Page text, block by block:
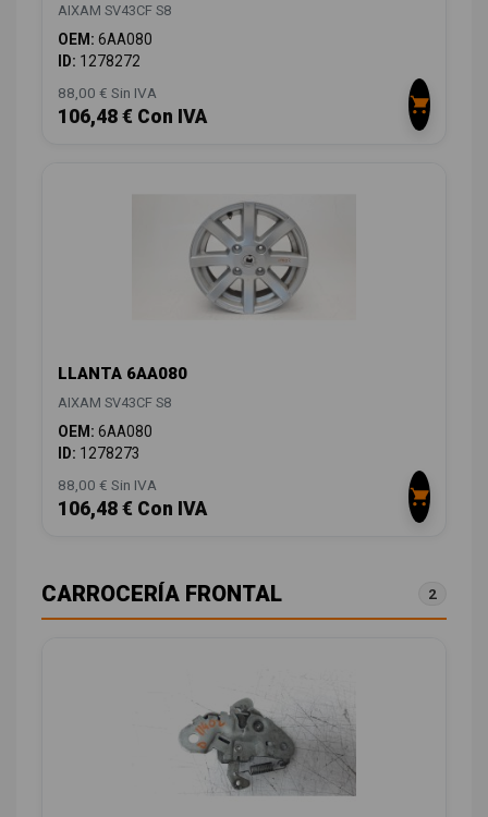
AIXAM SV43CF S8
OEM: 6AA080
ID: 1278272
88,00 € Sin IVA
106,48 € Con IVA
LLANTA 6AA080
AIXAM SV43CF S8
OEM: 6AA080
ID: 1278273
88,00 € Sin IVA
106,48 € Con IVA
CARROCERÍA FRONTAL 2